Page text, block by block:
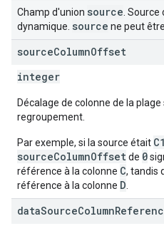
Champ d'union source .
dynamique. source ne peut
sourceColumnOffset
integer
Décalage de colonne de la
regroupement.
Par exemple, si la source était
sourceColumnOffsetde 0
référence à la colonne C, tandis
référence à la colonne D
dataSourceColumn